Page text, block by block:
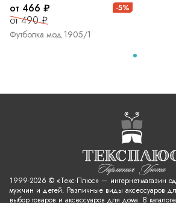
от 466 ₽
от 490 ₽
-5%
Футболка мод.1905/1
1999-2026 © «Текс-Плюс» — интернет-магазин
мужчин и детей. Различные виды аксессуаров
выбор товаров и аксессуаров для дома. В